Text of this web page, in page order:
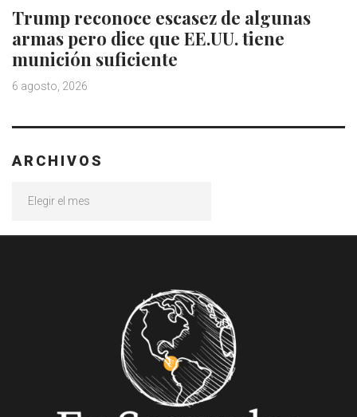
Trump reconoce escasez de algunas
armas pero dice que EE.UU. tiene
munición suficiente
6 agosto, 2026
ARCHIVOS